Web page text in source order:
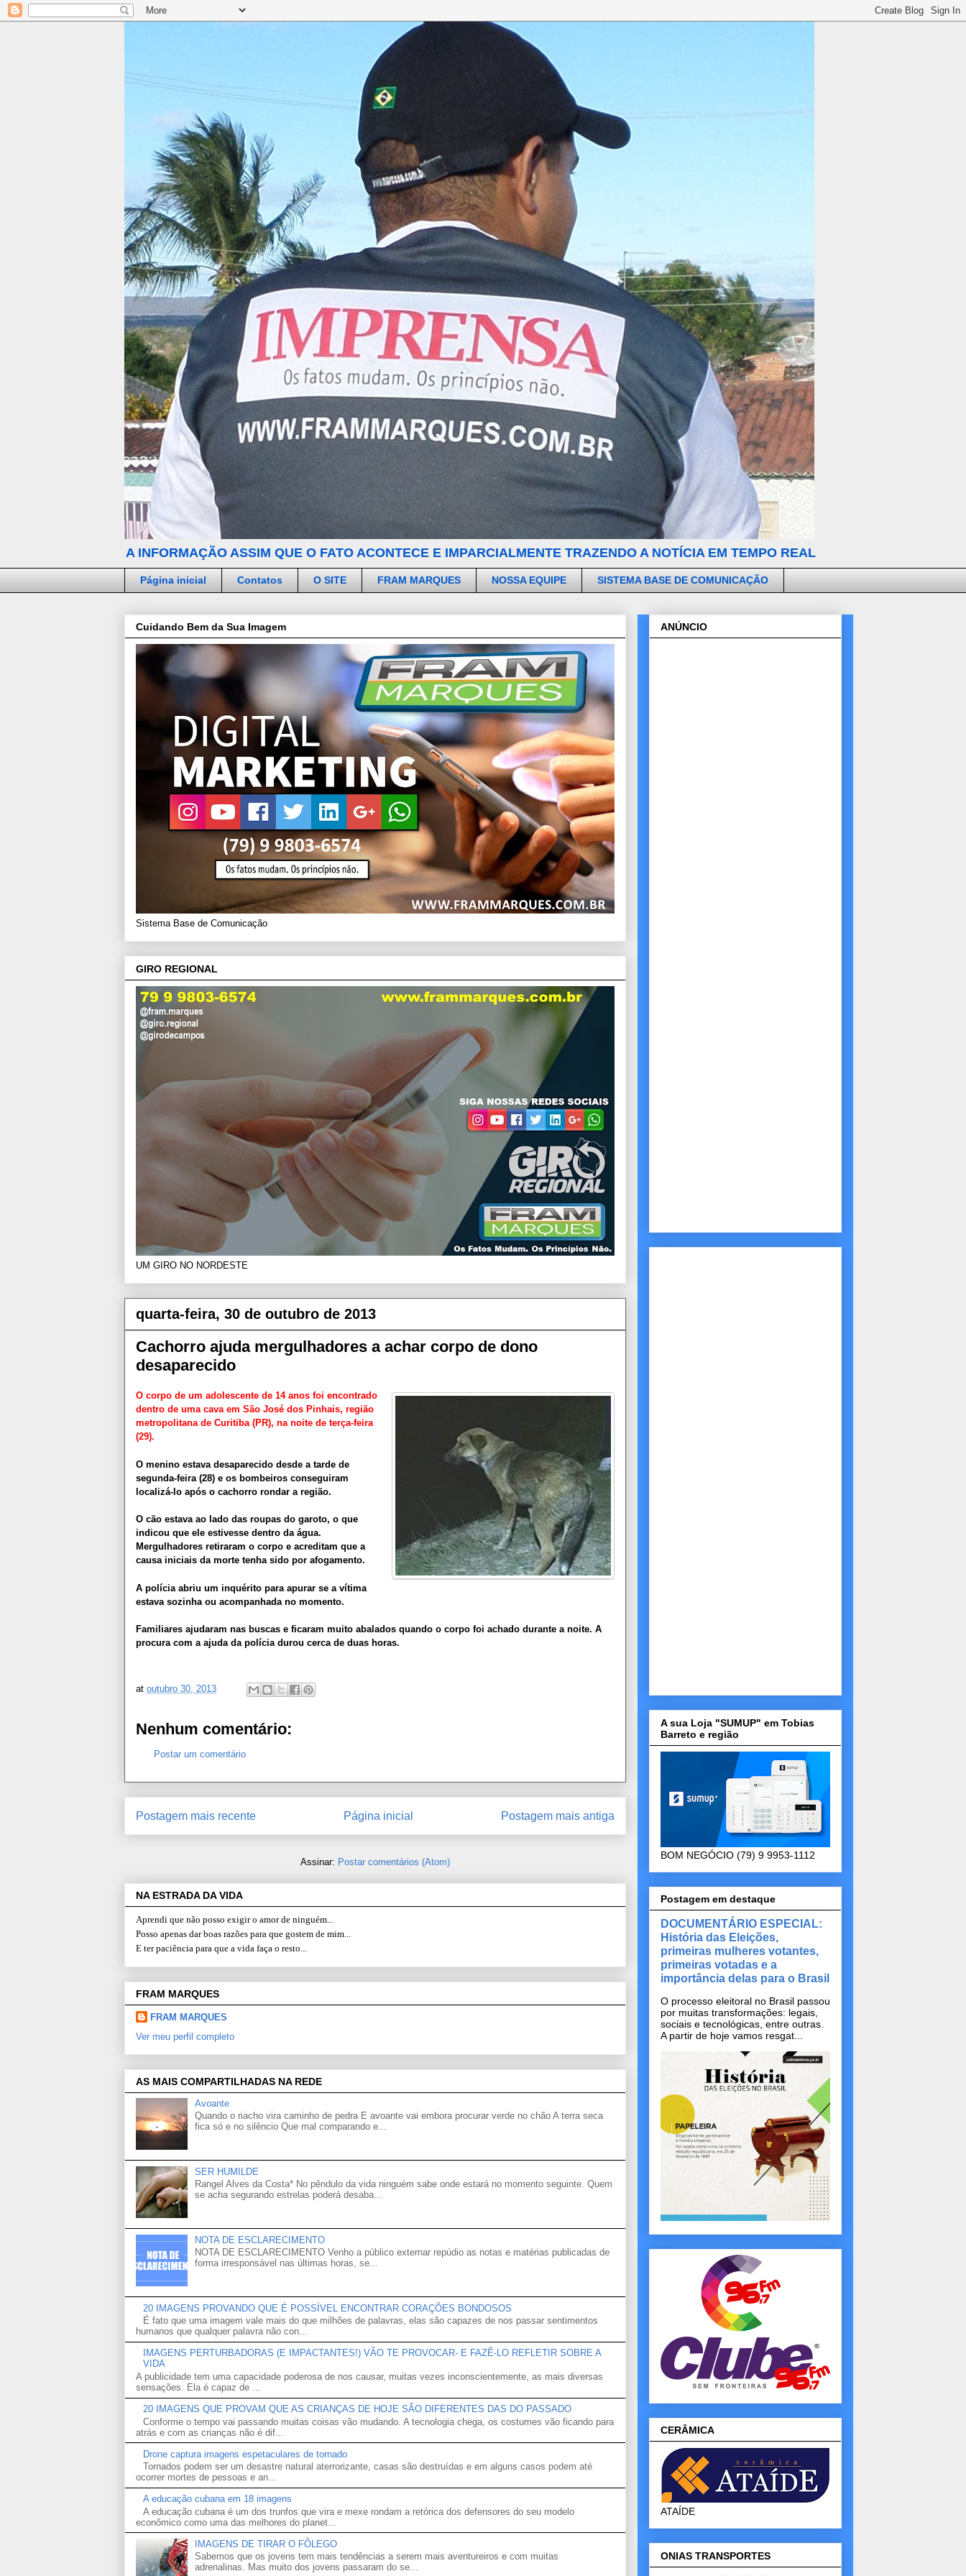
A INFORMAÇÃO ASSIM QUE O FATO ACONTECE E IMPARCIALMENTE TRAZENDO A NOTÍCIA EM TEMPO REAL
Página inicial Contatos O SITE FRAM MARQUES NOSSA EQUIPE SISTEMA BASE DE COMUNICAÇÃO
Cuidando Bem da Sua Imagem
Sistema Base de Comunicação
GIRO REGIONAL
UM GIRO NO NORDESTE
quarta-feira, 30 de outubro de 2013
Cachorro ajuda mergulhadores a achar corpo de dono
desaparecido
O corpo de um adolescente de 14 anos foi encontrado
dentro de uma cava em São José dos Pinhais, região
metropolitana de Curitiba (PR), na noite de terça-feira
(29).
O menino estava desaparecido desde a tarde de
segunda-feira (28) e os bombeiros conseguiram
localizá-lo após o cachorro rondar a região.
O cão estava ao lado das roupas do garoto, o que
indicou que ele estivesse dentro da água.
Mergulhadores retiraram o corpo e acreditam que a
causa iniciais da morte tenha sido por afogamento.
A polícia abriu um inquérito para apurar se a vítima
estava sozinha ou acompanhada no momento.
Familiares ajudaram nas buscas e ficaram muito abalados quando o corpo foi achado durante a noite. A
procura com a ajuda da polícia durou cerca de duas horas.
at outubro 30, 2013
Nenhum comentário:
Postar um comentário
Postagem mais recente Postagem mais antiga
Página inicial
Assinar: Postar comentários (Atom)
NA ESTRADA DA VIDA
Aprendi que não posso exigir o amor de ninguém...
Posso apenas dar boas razões para que gostem de mim...
E ter paciência para que a vida faça o resto...
FRAM MARQUES
FRAM MARQUES
Ver meu perfil completo
AS MAIS COMPARTILHADAS NA REDE
Avoante
Quando o riacho vira caminho de pedra E avoante vai embora procurar verde no chão A terra seca
fica só e no silêncio Que mal comparando e...
SER HUMILDE
Rangel Alves da Costa* No pêndulo da vida ninguém sabe onde estará no momento seguinte. Quem
se acha segurando estrelas poderá desaba...
NOTA DE ESCLARECIMENTO
NOTA DE ESCLARECIMENTO Venho a público externar repúdio as notas e matérias publicadas de
forma irresponsável nas últimas horas, se...
20 IMAGENS PROVANDO QUE É POSSÍVEL ENCONTRAR CORAÇÕES BONDOSOS
É fato que uma imagem vale mais do que milhões de palavras, elas são capazes de nos passar sentimentos
humanos que qualquer palavra não con...
IMAGENS PERTURBADORAS (E IMPACTANTES!) VÃO TE PROVOCAR- E FAZÊ-LO REFLETIR SOBRE A
VIDA
A publicidade tem uma capacidade poderosa de nos causar, muitas vezes inconscientemente, as mais diversas
sensações. Ela é capaz de ...
20 IMAGENS QUE PROVAM QUE AS CRIANÇAS DE HOJE SÃO DIFERENTES DAS DO PASSADO
Conforme o tempo vai passando muitas coisas vão mudando. A tecnologia chega, os costumes vão ficando para
atrás e com as crianças não é dif...
Drone captura imagens espetaculares de tornado
Tornados podem ser um desastre natural aterrorizante, casas são destruídas e em alguns casos podem até
ocorrer mortes de pessoas e an...
A educação cubana em 18 imagens
A educação cubana é um dos trunfos que vira e mexe rondam a retórica dos defensores do seu modelo
econômico como uma das melhores do planet...
IMAGENS DE TIRAR O FÔLEGO
Sabemos que os jovens tem mais tendências a serem mais aventureiros e com muitas
adrenalinas. Mas muito dos jovens passaram do se...
ANÚNCIO
A sua Loja "SUMUP" em Tobias
Barreto e região
BOM NEGÓCIO (79) 9 9953-1112
Postagem em destaque
DOCUMENTÁRIO ESPECIAL:
História das Eleições,
primeiras mulheres votantes,
primeiras votadas e a
importância delas para o Brasil
O processo eleitoral no Brasil passou
por muitas transformações: legais,
sociais e tecnológicas, entre outras.
A partir de hoje vamos resgat...
CERÂMICA
ATAÍDE
ONIAS TRANSPORTES